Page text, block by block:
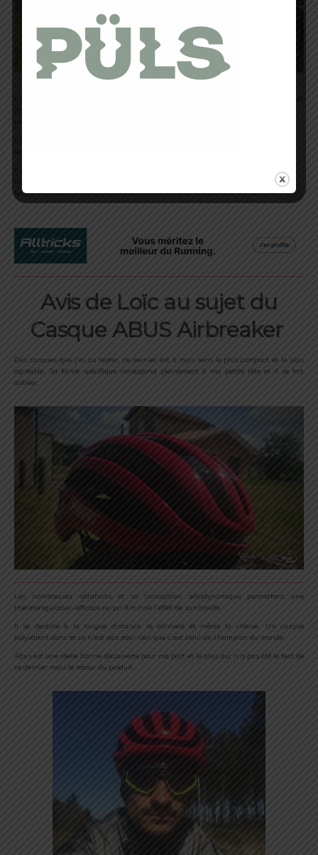
Il inclut également un support de lunettes intégrées. Ce n’est pas très flagrant à
l’oeil nu mais à l’usage ça présente l’avantage de pouvoir les poser sans crainte de
les faire tomber tout en gardant l’aérodynamisme du casque pour les puristes.
Avis de Loïc au sujet du
Casque ABUS Airbreaker
Des casques que j’ai pu tester, ce dernier est à mon sens le plus compact et le plus
agréable. Sa forme spécifique correspond pleinement à ma petite tête et il se fait
oublier.
Les nombreuses aérations et sa conception aérodynamique permettent une
thermorégulation efficace ce qui diminue l’effet de surchauffe.
Il se destine à la longue distance, le dénivelé et même la vitesse. Un casque
polyvalent donc et ce n’est pas pour rien que c’est celui du champion du monde.
Abus est une réelle bonne découverte pour ma part et le plus dur n’a pas été le test de
ce dernier mais le retour du produit.